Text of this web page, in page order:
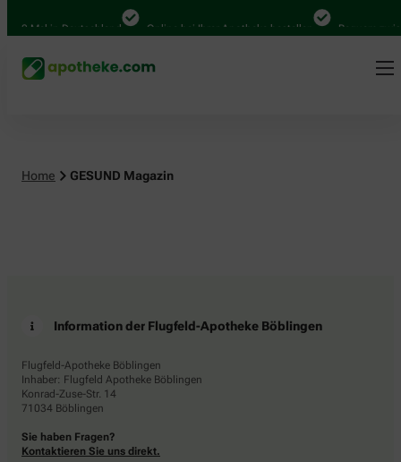
Mal in Deutschland Online bei Ihrer Apotheke bestellen Bequem
Home GESUND Magazin
Information der Flugfeld-Apotheke Böblingen
Flugfeld-Apotheke Böblingen
Inhaber: Flugfeld Apotheke Böblingen
Konrad-Zuse-Str. 14
71034 Böblingen
Sie haben Fragen?
Kontaktieren Sie uns direkt.